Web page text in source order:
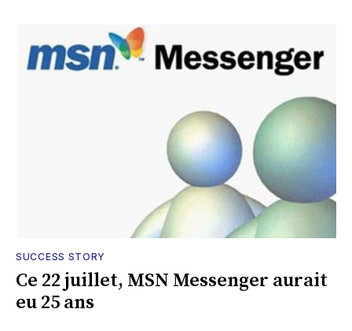
SUCCESS STORY
Ce 22 juillet, MSN Messenger aurait
eu 25 ans